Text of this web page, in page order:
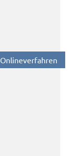
Online­ver­fah­ren